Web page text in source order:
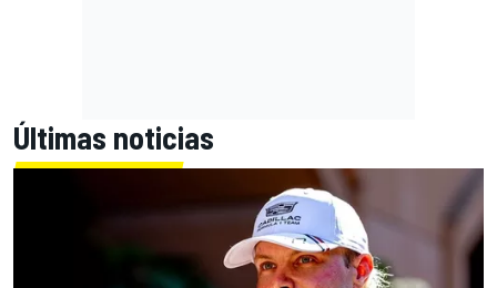
Últimas noticias